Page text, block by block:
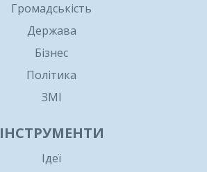
Громадськість
Держава
Бізнес
Політика
ЗМІ
ІНСТРУМЕНТИ
Ідеї